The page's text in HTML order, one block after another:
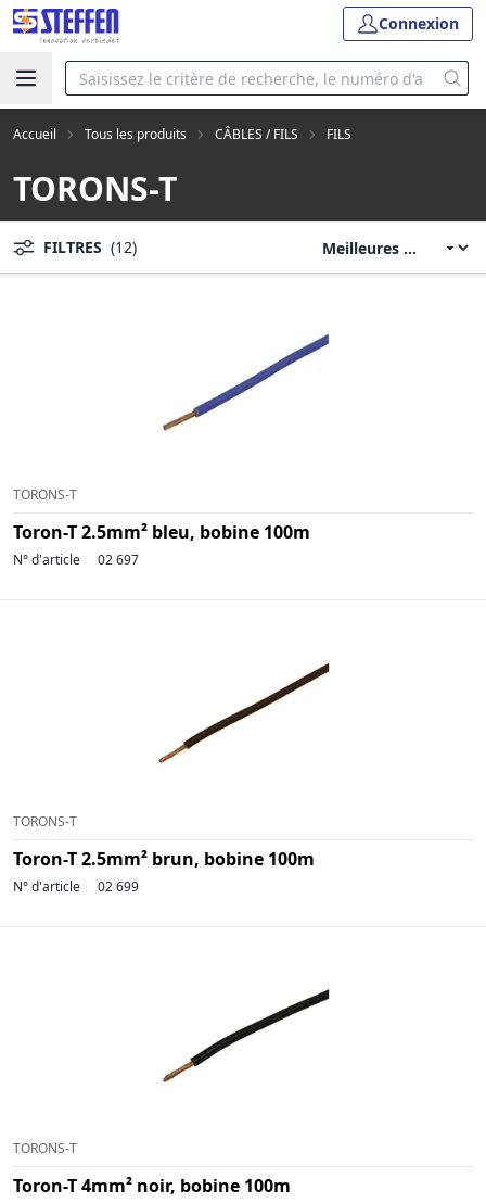
Connexion
Accueil Tous les produits CÂBLES / FILS FILS
TORONS-T
FILTRES (12)
TORONS-T
Toron-T 2.5mm² bleu, bobine 100m
N° d'article 02 697
TORONS-T
Toron-T 2.5mm² brun, bobine 100m
N° d'article 02 699
TORONS-T
Toron-T 4mm² noir, bobine 100m